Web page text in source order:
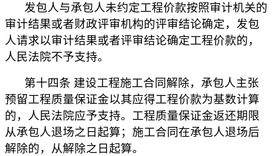
发包人与承包人未约定工程价款按照审计机关的
审计结果或者财政评审机构的评审结论确定，发包
人请求以审计结果或者评审结论确定工程价款的，
人民法院不予支持。
第十四条 建设工程施工合同解除，承包人主张
预留工程质量保证金以其应得工程价款为基数计算
的，人民法院应予支持。工程质量保证金返还期限
从承包人退场之日起算；施工合同在承包人退场后
解除的，从解除之日起算。